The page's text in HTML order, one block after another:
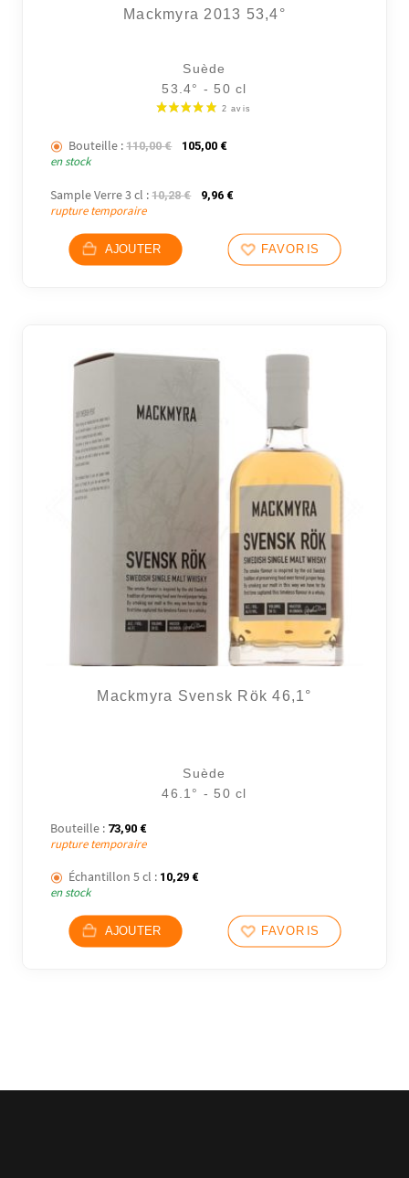
Mackmyra 2013 53,4°
Suède
53.4° - 50 cl
Bouteille : 110,00€ Le prix initial était : 110,00 €.
105,00 €Le prix actuel est : 105,00 €.
en stock
Sample Verre 3 cl : 10,28€ Le prix initial était : 10,28 €.
9,96 €Le prix actuel est : 9,96 €.
rupture temporaire
AJOUTER FAVORIS
Mackmyra Svensk Rök 46,1°
Suède
46.1° - 50 cl
Bouteille : 73,90 €
rupture temporaire
Échantillon 5 cl : 10,29 €
en stock
AJOUTER FAVORIS